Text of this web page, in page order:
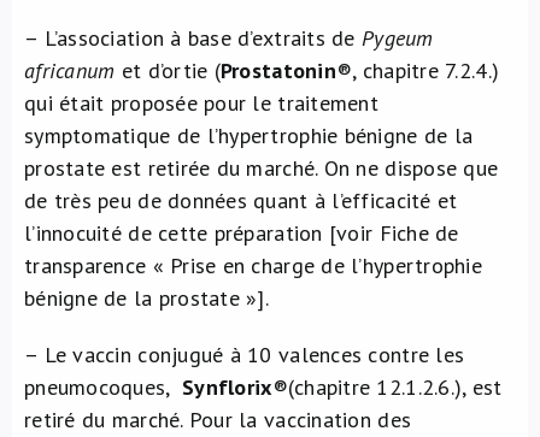
– L’association à base d’extraits de Pygeum
africanum et d’ortie (Prostatonin®, chapitre 7.2.4.)
qui était proposée pour le traitement
symptomatique de l’hypertrophie bénigne de la
prostate est retirée du marché. On ne dispose que
de très peu de données quant à l’efficacité et
l’innocuité de cette préparation [voir Fiche de
transparence « Prise en charge de l’hypertrophie
bénigne de la prostate »].
– Le vaccin conjugué à 10 valences contre les
pneumocoques, Synflorix®(chapitre 12.1.2.6.), est
retiré du marché. Pour la vaccination des